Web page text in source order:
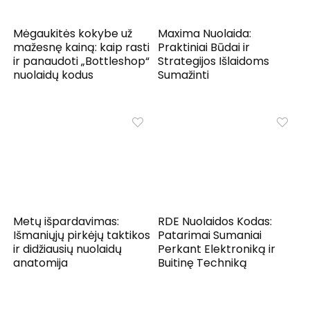
Mėgaukitės kokybe už
mažesnę kainą: kaip rasti
ir panaudoti „Bottleshop“
nuolaidų kodus
Maxima Nuolaida:
Praktiniai Būdai ir
Strategijos Išlaidoms
Sumažinti
Metų išpardavimas:
Išmaniųjų pirkėjų taktikos
ir didžiausių nuolaidų
anatomija
RDE Nuolaidos Kodas:
Patarimai Sumaniai
Perkant Elektroniką ir
Buitinę Techniką